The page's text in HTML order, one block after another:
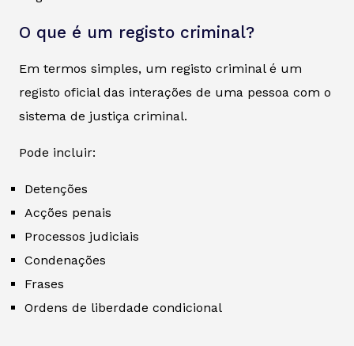
O que é um registo criminal?
Em termos simples, um registo criminal é um
registo oficial das interações de uma pessoa com o
sistema de justiça criminal.
Pode incluir:
Detenções
Acções penais
Processos judiciais
Condenações
Frases
Ordens de liberdade condicional